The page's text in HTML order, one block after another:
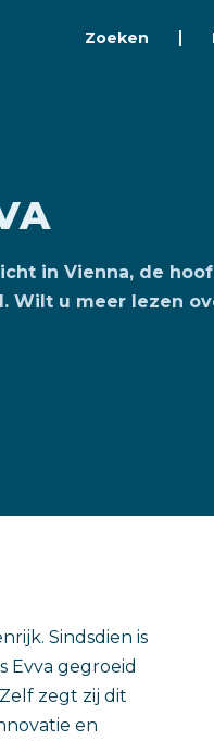
Zoeken
in Vienna, de
Wilt u meer lezen
Sindsdien is
Evva gegroeid
zegt zij dit
en